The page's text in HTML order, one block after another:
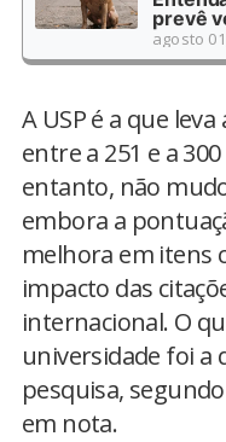
prevê
agosto
A USP é a que
entre a 251 e a
entanto, não
embora a
melhora em itens
impacto das
internacional. O
universidade foi a
pesquisa,
em nota.